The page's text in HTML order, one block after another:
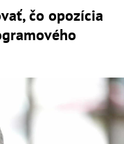
čo opozícia